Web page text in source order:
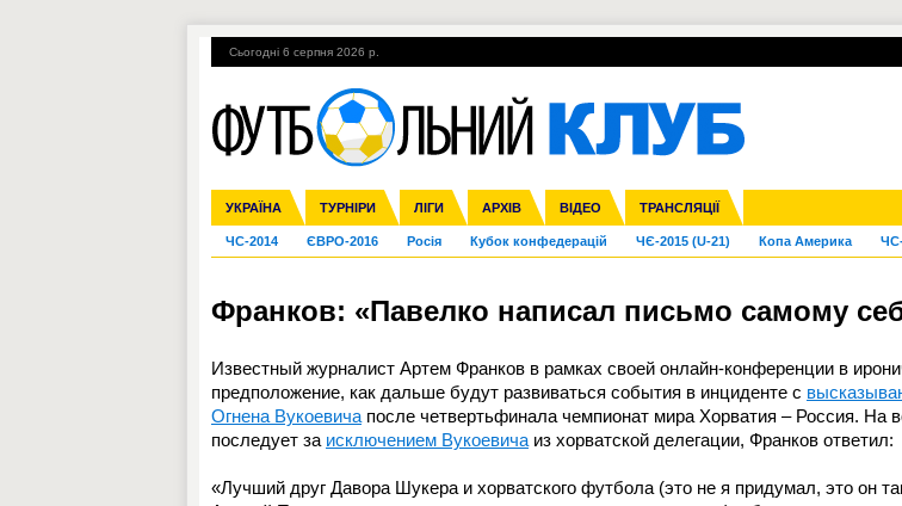
Сьогодні 6 серпня 2026 р.
УКРАЇНА ТУРНІРИ ЛІГИ АРХІВ ВІДЕО ТРАНСЛЯЦІЇ
Збірна Прем'єр-ліга Перша ліга Друга ліга Кубок України Молодіжка
Ліга чемпіонів Ліга Європи Міжнародні Ліга націй Ліга конференцій
Англія Іспанія Італія Німеччина Франція Інші
ЧС-2014 ЄВРО-2016 Росія Кубок конфедерацій ЧЄ-2015 (U-21) Копа Америка
Гарячі теми УПЛ, 1-й тур ВІЙНА УПЛ-ПЕРЕХОДИ
Франков: «Павелко написал письмо самому
Известный журналист Артем Франков в рамках своей онлайн-конференции в
предположение, как дальше будут развиваться события в инциденте с
Огнена Вукоевича после четвертьфинала чемпионат мира Хорватия – Россия. На
последует за исключением Вукоевича из хорватской делегации, Франков ответил:
«Лучший друг Давора Шукера и хорватского футбола (это не я придумал, это он